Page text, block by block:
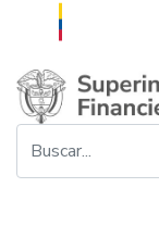
Saltar al contenido